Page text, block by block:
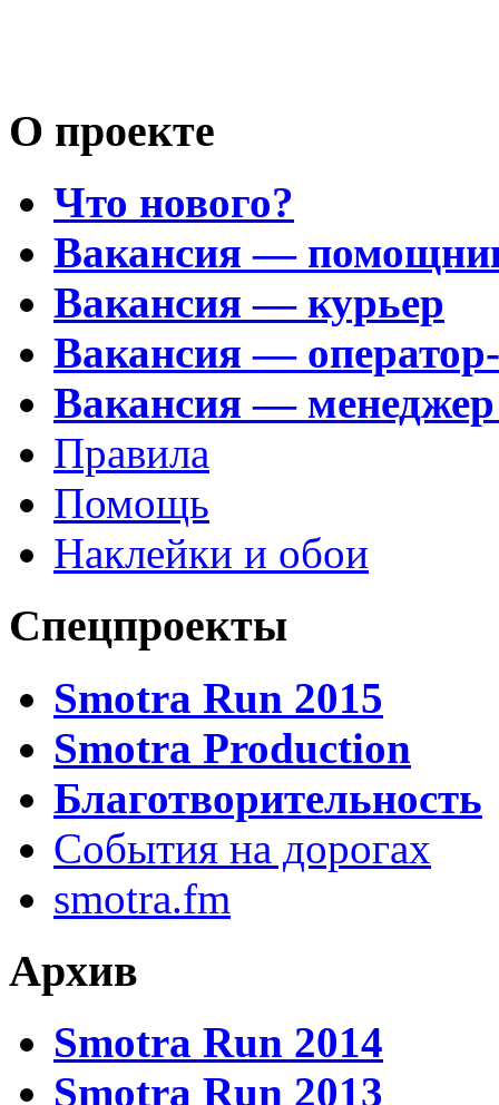
О проекте
Что нового?
Вакансия —
Вакансия — курьер
Вакансия —
Вакансия —
Правила
Помощь
Наклейки и обои
Спецпроекты
Smotra Run 2015
Smotra Production
Благотворительность
События на дорогах
smotra.fm
Архив
Smotra Run 2014
Smotra Run 2013